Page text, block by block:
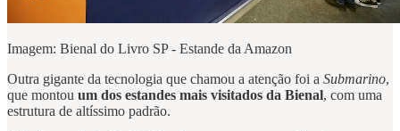
Imagem: Bienal do Livro SP - Estande da Amazon
Outra gigante da tecnologia que chamou a atenção foi a Submarino,
que montou um dos estandes mais visitados da Bienal, com uma
estrutura de altíssimo padrão.